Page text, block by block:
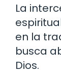
La
en la
busca
Dios.